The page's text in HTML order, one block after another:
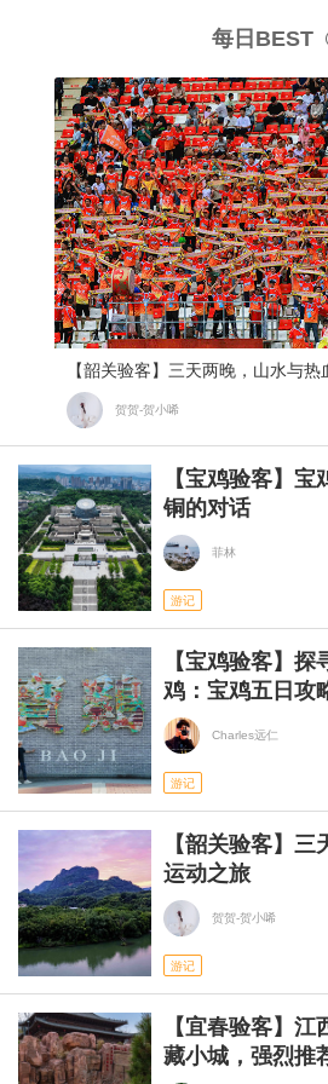
每日BEST
【韶关验客】三天两晚，山水与热
贺贺-贺小唏
【宝鸡验客】
铜的对话
菲林
游记
【宝鸡验客】
鸡：宝鸡五日攻
Charles远仁
游记
【韶关验客】
运动之旅
贺贺-贺小唏
游记
【宜春验客】
藏小城，强烈推